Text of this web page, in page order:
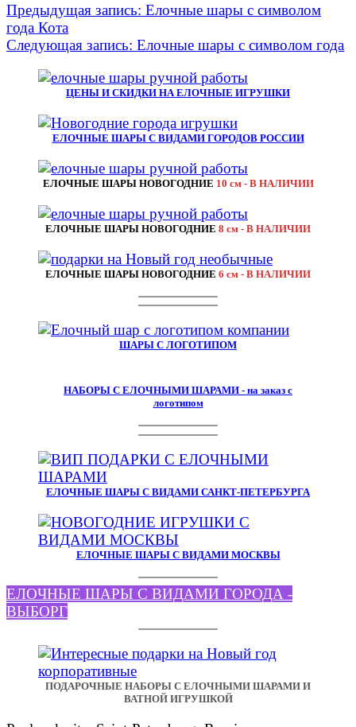
Предыдущая запись: Елочные шары с символом
года Кота
Следующая запись: Елочные шары с символом года
ЦЕНЫ И СКИДКИ НА ЕЛОЧНЫЕ ИГРУШКИ
ЕЛОЧНЫЕ ШАРЫ С ВИДАМИ ГОРОДОВ РОССИИ
ЕЛОЧНЫЕ ШАРЫ НОВОГОДНИЕ 10 см - В НАЛИЧИИ
ЕЛОЧНЫЕ ШАРЫ НОВОГОДНИЕ 8 см - В НАЛИЧИИ
ЕЛОЧНЫЕ ШАРЫ НОВОГОДНИЕ 6 см - В НАЛИЧИИ
ШАРЫ С ЛОГОТИПОМ
НАБОРЫ С ЕЛОЧНЫМИ ШАРАМИ - на заказ с
логотипом
ЕЛОЧНЫЕ ШАРЫ С ВИДАМИ САНКТ-ПЕТЕРБУРГА
ЕЛОЧНЫЕ ШАРЫ С ВИДАМИ МОСКВЫ
ЕЛОЧНЫЕ ШАРЫ С ВИДАМИ ГОРОДА -
ВЫБОРГ
ПОДАРОЧНЫЕ НАБОРЫ С ЕЛОЧНЫМИ ШАРАМИ И
ВАТНОЙ ИГРУШКОЙ